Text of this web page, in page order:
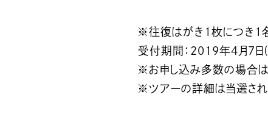
※往復はがき1枚につき1名
受付期間：2019年4月7日(
※お申し込み多数の場合は
※ツアーの詳細は当選され